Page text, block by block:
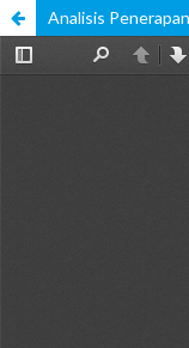
Analisis